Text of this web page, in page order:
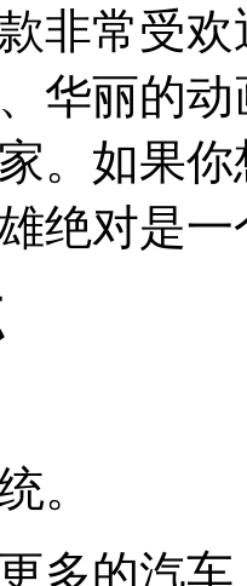
非常受
华丽的
。如果
绝对是
。
多的汽